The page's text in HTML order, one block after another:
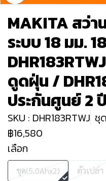
MAKITA สว่า
ระบบ 18 มม.
ดูดฝุ่น /
ประกันศูนย์ 2 ปี
SKU : DHR183RTWJ ชุ
฿16,580
เลือก
ชุด(5.0Ahx2) ตัวเปล่า